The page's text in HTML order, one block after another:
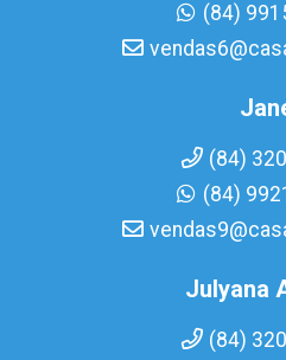
(84)
(84)
(84)
Julyana
(84)